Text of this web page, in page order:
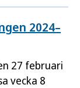
2024–
27 februari
vecka 8